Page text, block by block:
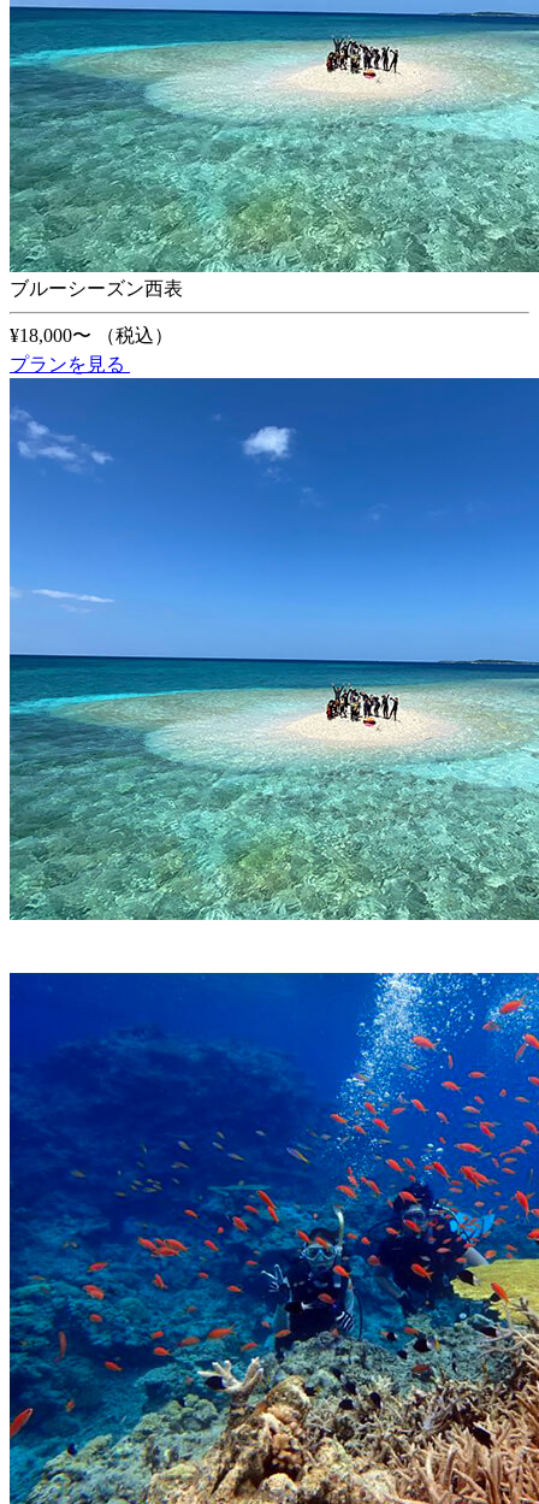
ブルーシーズン西表
¥18,000〜
（税込）
プランを見る